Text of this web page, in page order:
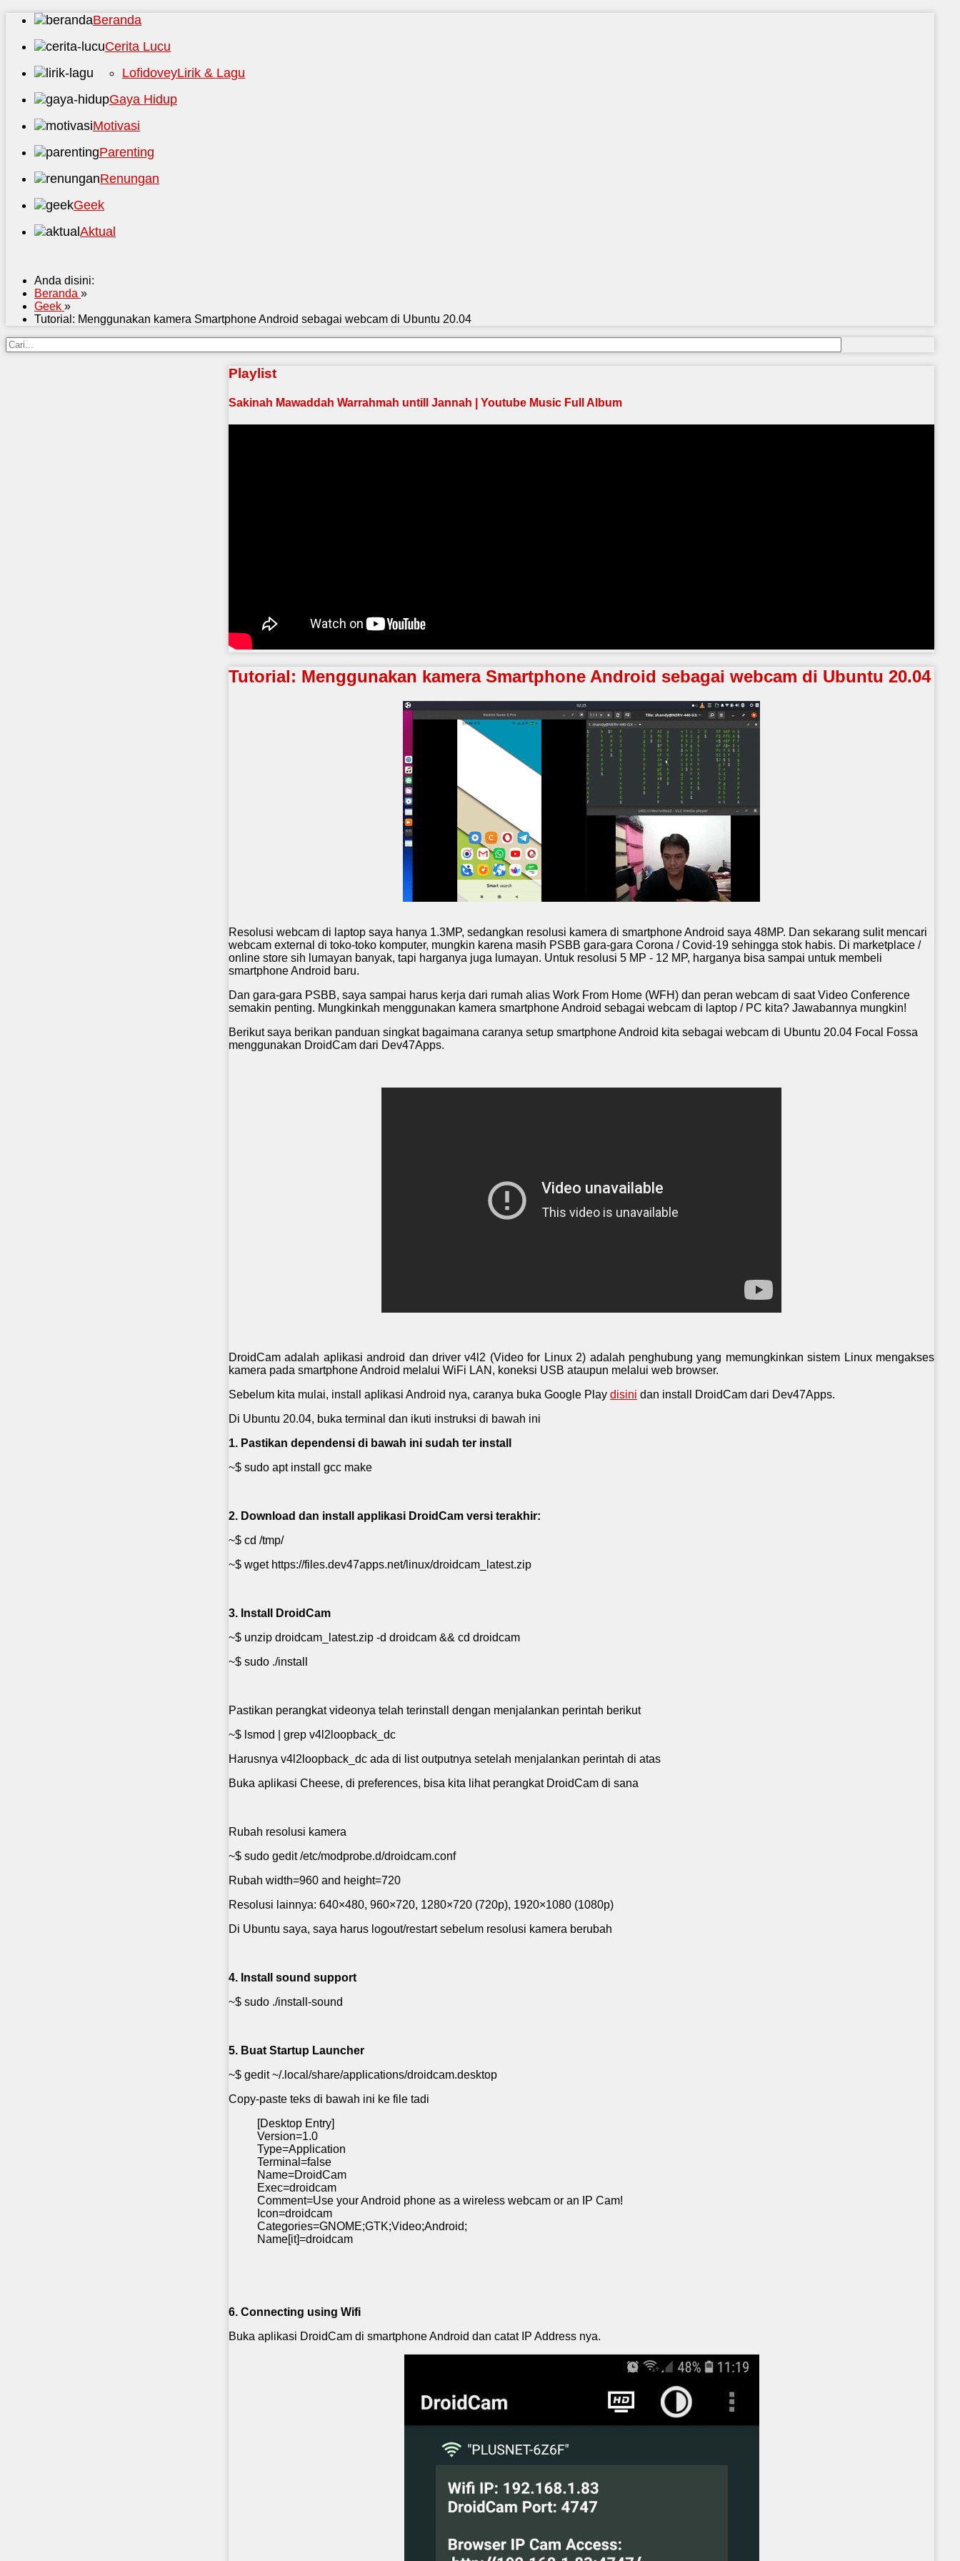
Beranda
Cerita Lucu
Lirik & Lagu
Lofidovey
Gaya Hidup
Motivasi
Parenting
Renungan
Geek
Aktual
Anda disini:
Beranda »
Geek »
Tutorial: Menggunakan kamera Smartphone Android sebagai webcam di Ubuntu 20.04
Playlist
Sakinah Mawaddah Warrahmah untill Jannah | Youtube Music Full Album
Tutorial: Menggunakan kamera Smartphone Android sebagai webcam di Ubuntu 20.04
Resolusi webcam di laptop saya hanya 1.3MP, sedangkan resolusi kamera di smartphone Android saya 48MP. Dan sekarang sulit mencari
webcam external di toko-toko komputer, mungkin karena masih PSBB gara-gara Corona / Covid-19 sehingga stok habis. Di marketplace /
online store sih lumayan banyak, tapi harganya juga lumayan. Untuk resolusi 5 MP - 12 MP, harganya bisa sampai untuk membeli
smartphone Android baru.
Dan gara-gara PSBB, saya sampai harus kerja dari rumah alias Work From Home (WFH) dan peran webcam di saat Video Conference
semakin penting. Mungkinkah menggunakan kamera smartphone Android sebagai webcam di laptop / PC kita? Jawabannya mungkin!
Berikut saya berikan panduan singkat bagaimana caranya setup smartphone Android kita sebagai webcam di Ubuntu 20.04 Focal Fossa
menggunakan DroidCam dari Dev47Apps.
DroidCam adalah aplikasi android dan driver v4l2 (Video for Linux 2) adalah penghubung yang memungkinkan sistem Linux mengakses
kamera pada smartphone Android melalui WiFi LAN, koneksi USB ataupun melalui web browser.
Sebelum kita mulai, install aplikasi Android nya, caranya buka Google Play disini dan install DroidCam dari Dev47Apps.
Di Ubuntu 20.04, buka terminal dan ikuti instruksi di bawah ini
1. Pastikan dependensi di bawah ini sudah ter install
~$ sudo apt install gcc make
2. Download dan install applikasi DroidCam versi terakhir:
~$ cd /tmp/
~$ wget https://files.dev47apps.net/linux/droidcam_latest.zip
3. Install DroidCam
~$ unzip droidcam_latest.zip -d droidcam && cd droidcam
~$ sudo ./install
Pastikan perangkat videonya telah terinstall dengan menjalankan perintah berikut
~$ lsmod | grep v4l2loopback_dc
Harusnya v4l2loopback_dc ada di list outputnya setelah menjalankan perintah di atas
Buka aplikasi Cheese, di preferences, bisa kita lihat perangkat DroidCam di sana
Rubah resolusi kamera
~$ sudo gedit /etc/modprobe.d/droidcam.conf
Rubah width=960 and height=720
Resolusi lainnya: 640×480, 960×720, 1280×720 (720p), 1920×1080 (1080p)
Di Ubuntu saya, saya harus logout/restart sebelum resolusi kamera berubah
4. Install sound support
~$ sudo ./install-sound
5. Buat Startup Launcher
~$ gedit ~/.local/share/applications/droidcam.desktop
Copy-paste teks di bawah ini ke file tadi
[Desktop Entry]
Version=1.0
Type=Application
Terminal=false
Name=DroidCam
Exec=droidcam
Comment=Use your Android phone as a wireless webcam or an IP Cam!
Icon=droidcam
Categories=GNOME;GTK;Video;Android;
Name[it]=droidcam
6. Connecting using Wifi
Buka aplikasi DroidCam di smartphone Android dan catat IP Address nya.